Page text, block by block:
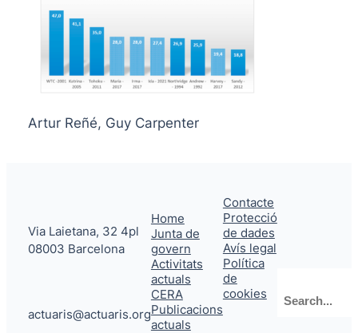
Artur Reñé, Guy Carpenter
Via Laietana, 32 4pl
08003 Barcelona
actuaris@actuaris.org
Home
Junta de
govern
Activitats
actuals
CERA
Publicacions
actuals
Contacte
Protecció
de dades
Avís legal
Política
de
cookies